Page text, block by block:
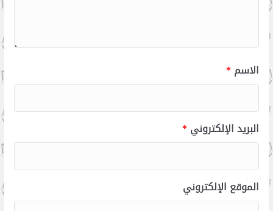
الاسم*
البريد الإلكتروني*
الموقع الإلكتروني